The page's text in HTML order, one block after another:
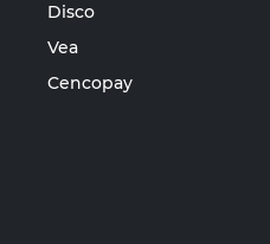
Disco
Vea
Cencopay